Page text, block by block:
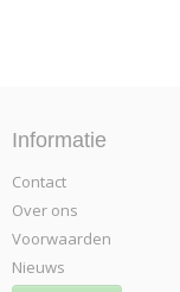
Informatie
Contact
Over ons
Voorwaarden
Nieuws